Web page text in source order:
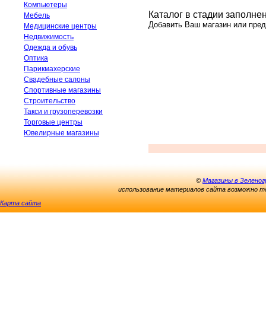
Компьютеры
Мебель
Медицинские центры
Недвижимость
Одежда и обувь
Оптика
Парикмахерские
Свадебные салоны
Спортивные магазины
Строительство
Такси и грузоперевозки
Торговые центры
Ювелирные магазины
Каталог в стадии
Добавить Ваш магазин или
©Магазины в
использование материалов сайта возможно
Карта сайта